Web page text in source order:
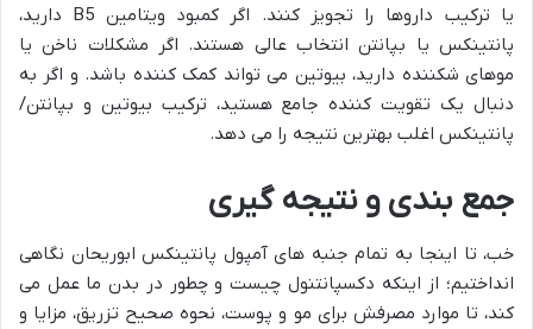
یا ترکیب داروها را تجویز کنند. اگر کمبود ویتامین B5 دارید،
پانتینکس یا بپانتن انتخاب عالی هستند. اگر مشکلات ناخن یا
موهای شکننده دارید، بیوتین می تواند کمک کننده باشد. و اگر به
دنبال یک تقویت کننده جامع هستید، ترکیب بیوتین و بپانتن/
پانتینکس اغلب بهترین نتیجه را می دهد.
جمع بندی و نتیجه گیری
خب، تا اینجا به تمام جنبه های آمپول پانتینکس ابوریحان نگاهی
انداختیم؛ از اینکه دکسپانتنول چیست و چطور در بدن ما عمل می
کند، تا موارد مصرفش برای مو و پوست، نحوه صحیح تزریق، مزایا و